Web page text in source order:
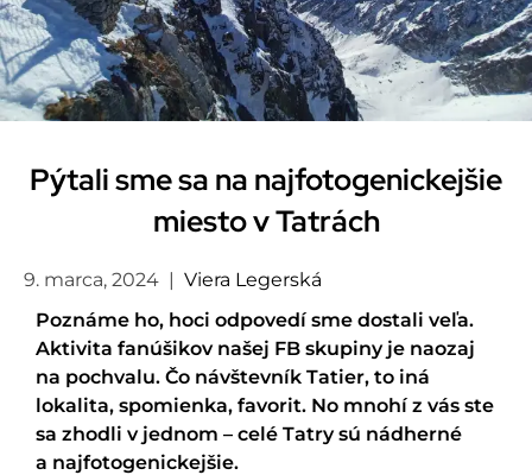
Pýtali sme sa na najfotogenickejšie
miesto v Tatrách
9. marca, 2024 | Viera Legerská
Poznáme ho, hoci odpovedí sme dostali veľa.
Aktivita fanúšikov našej FB skupiny je naozaj
na pochvalu. Čo návštevník Tatier, to iná
lokalita, spomienka, favorit. No mnohí z vás ste
sa zhodli v jednom – celé Tatry sú nádherné
a najfotogenickejšie.